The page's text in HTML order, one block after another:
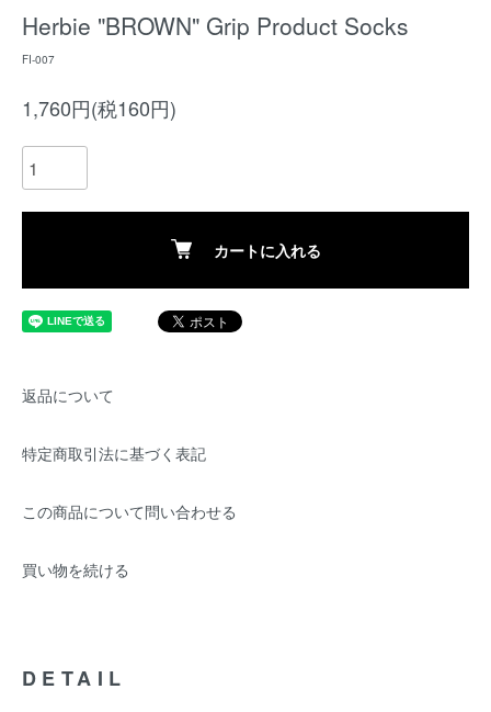
Herbie "BROWN" Grip Product Socks
FI-007
1,760円(税160円)
カートに入れる
返品について
特定商取引法に基づく表記
この商品について問い合わせる
買い物を続ける
DETAIL